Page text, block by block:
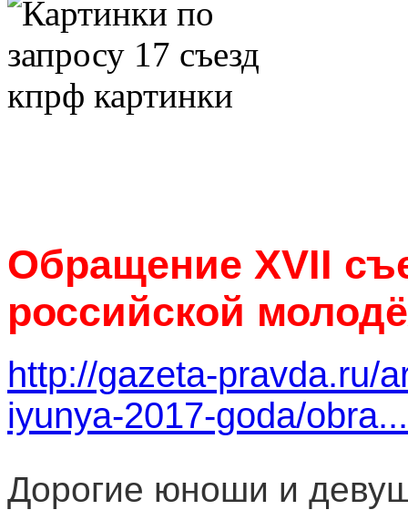
Обращение XVII
российской
http://gazeta-pravda.ru/
iyunya-2017-goda/obra...
Дорогие юноши и